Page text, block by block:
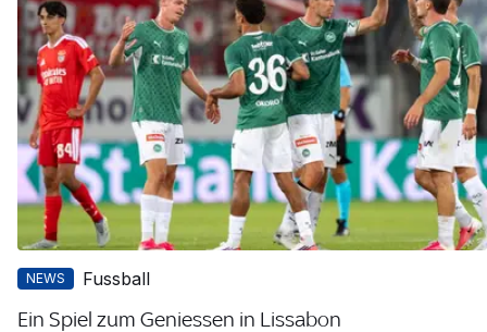
NEWS Fussball
Ein Spiel zum Geniessen in Lissabon